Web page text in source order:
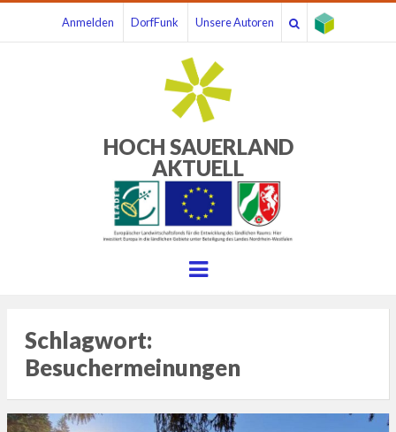
Anmelden DorfFunk Unsere Autoren
HOCH SAUERLAND
AKTUELL
Menu
Schlagwort:
Besuchermeinungen